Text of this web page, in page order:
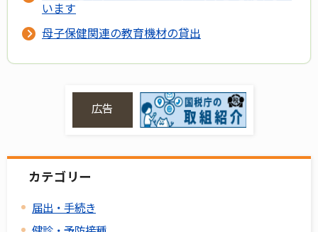
います
母子保健関連の教育機材の貸出
広告
カテゴリー
届出・手続き